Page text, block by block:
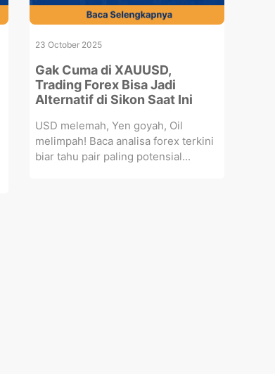
23 October 2025
Gak Cuma di XAUUSD,
Trading Forex Bisa Jadi
Alternatif di Sikon Saat Ini
USD melemah, Yen goyah, Oil
melimpah! Baca analisa forex terkini
biar tahu pair paling potensial...